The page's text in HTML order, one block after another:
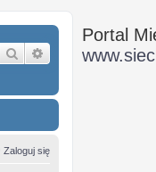
Szukaj Wyszukiwanie
Zaloguj się
Portal